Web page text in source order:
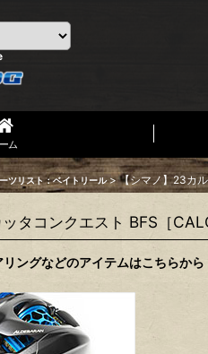
ム
ツリスト：ベイトリール > 【シマノ】23カ
ッタコンクエスト BFS［
ングなどのアイテムはこちらから